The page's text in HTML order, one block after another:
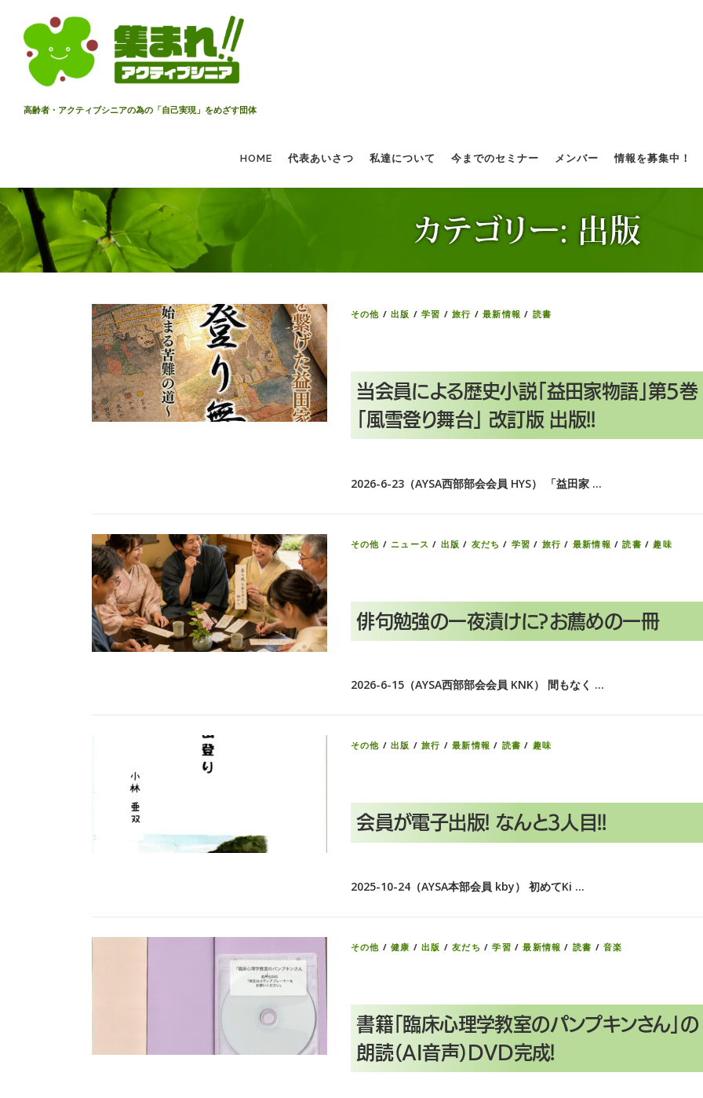
プ
高齢者・アクティブシニアの為の「自己実現」をめざす団体
HOME 代表あいさつ 私達について 今までのセミナー メンバー 情報を募集中！
カテゴリー: 出版
その他 /出版 /学習 /旅行 /最新情報 / 読書
当会員による歴史小説「益田家物語」第5巻
「風雪登り舞台」 改訂版 出版!!
2026-6-23（AYSA西部部会会員 HYS） 「益田家 …
その他 / ニュース / 出版 / 友だち / 学習 / 旅行 / 最新情報 /読書 /趣味
俳句勉強の一夜漬けに?お薦めの一冊
2026-6-15（AYSA西部部会会員 KNK） 間もなく …
その他 /出版 /旅行 /最新情報 / 読書 / 趣味
会員が電子出版! なんと3人目!!
2025-10-24（AYSA本部会員 kby） 初めてKi …
その他 /健康 /出版 /友だち /学習 /最新情報 / 読書 / 音楽
書籍「臨床心理学教室のパンプキンさん」の
朗読（AI音声）DVD完成!